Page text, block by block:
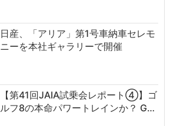
日産、「アリア」第1号車納車セレモ
ニーを本社ギャラリーで開催
【第41回JAIA試乗会レポート④】ゴ
ルフ8の本命パワートレインか？ G…